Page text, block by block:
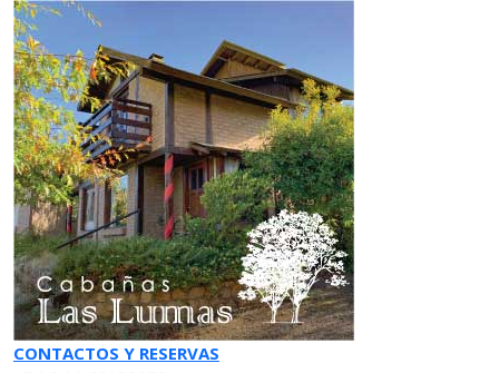
CONTACTOS Y RESERVAS